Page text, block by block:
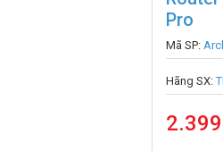
Pro
Mã SP:
Hãng SX: